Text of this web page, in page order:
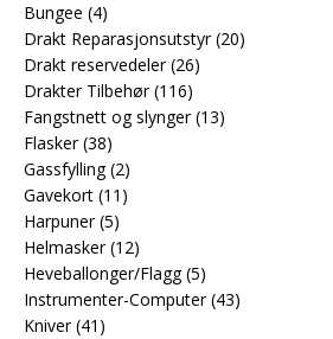
Bungee (4)
Drakt Reparasjonsutstyr (20)
Drakt reservedeler (26)
Drakter Tilbehør (116)
Fangstnett og slynger (13)
Flasker (38)
Gassfylling (2)
Gavekort (11)
Harpuner (5)
Helmasker (12)
Heveballonger/Flagg (5)
Instrumenter-Computer (43)
Kniver (41)